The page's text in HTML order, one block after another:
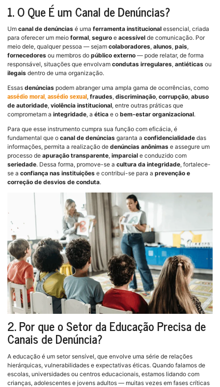
1. O Que É um Canal de Denúncias?
Um canal de denúncias é uma ferramenta institucional essencial, criada
para oferecer um meio formal, seguro e acessível de comunicação. Por
meio dele, qualquer pessoa — sejam colaboradores, alunos, pais,
fornecedores ou membros do público externo — pode relatar, de forma
responsável, situações que envolvam condutas irregulares, antiéticas ou
ilegais dentro de uma organização.
Essas denúncias podem abranger uma ampla gama de ocorrências, como
assédio moral , assédio sexual , fraudes, discriminação, corrupção, abuso
de autoridade, violência institucional, entre outras práticas que
comprometam a integridade, a ética e o bem-estar organizacional.
Para que esse instrumento cumpra sua função com eficácia, é
fundamental que o canal de denúncias garanta a confidencialidade das
informações, permita a realização de denúncias anônimas e assegure um
processo de apuração transparente, imparcial e conduzido com
seriedade. Dessa forma, promove-se a cultura da integridade, fortalece-
se a confiança nas instituições e contribui-se para a prevenção e
correção de desvios de conduta.
2. Por que o Setor da Educação Precisa de
Canais de Denúncia?
A educação é um setor sensível, que envolve uma série de relações
hierárquicas, vulnerabilidades e expectativas éticas. Quando falamos de
escolas, universidades ou centros educacionais, estamos lidando com
crianças, adolescentes e jovens adultos — muitas vezes em fases críticas